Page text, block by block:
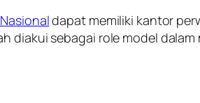
dapat memiliki kantor
diakui sebagai role model